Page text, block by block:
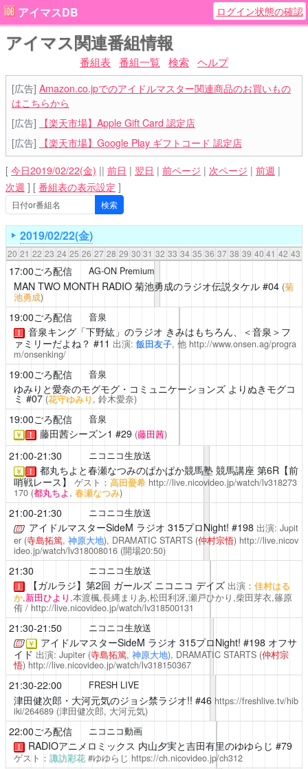
アイマスDB ログイン状態の確認
アイマス関連番組情報
番組表 番組一覧 検索 ヘルプ
[広告] Amazon.co.jpでのアイドルマスター関連商品のお買いもの
はこちらから
[広告]
【楽天市場】Apple Gift Card 認定店
[広告]
【楽天市場】Google Play ギフトコード 認定店
[ 今日2019/02/22(金) || 前日 | 翌日 | 前ページ | 次ページ | 前週 |
次週 ] [ 番組表の表示設定 ]
2019/02/22(金)
20 21 22 23 24 25 26 27 28 29 30 31 32 33 34 35 36 37 38 39 40 41 42 43
17:00ごろ配信 AG-ON Premium
MAN TWO MONTH RADIO 菊池勇成のラジオ伝説タケル#04 (菊
池勇成)
19:00ごろ配信 音泉
！ 音泉キング「下野紘」のラジオ きみはもちろん、＜音泉＞フ
ァミリーだよね？ #11 出演: 飯田友子, 他 http://www.onsen.ag/progra
m/onsenking/
19:00ごろ配信 音泉
ゆみりと愛奈のモグモグ・コミュニケーションズよりぬきモグコ
ミ #07(花守ゆみり , 鈴木愛奈)
19:00ごろ配信 音泉
￥ ！ 藤田茜シーズン1 #29 (藤田茜)
21:00-21:30 ニコニコ生放送
￥ ！ 都丸ちよと春瀬なつみのぱかぱか競馬塾競馬講座 第6R【前
哨戦レース】 ゲスト： 高田憂希 http://live.nicovideo.jp/watch/lv318273
170 (都丸ちよ, 春瀬なつみ)
21:00-21:30 ニコニコ生放送
アイドルマスターSideM ラジオ 315プロNight! #198 出演: Jupit
er (寺島拓篤, 神原大地), DRAMATIC STARTS (仲村宗悟) http://live.nicov
ideo.jp/watch/lv318008016(開場20:50)
21:30 ニコニコ生放送
！ 【ガルラジ】第2回 ガールズ ニコニコ デイズ 出演： 佳村はる
か,新田ひより ,本渡楓,長縄まりあ,松田利冴,瀬戸ひかり,柴田芽衣,篠原
侑 / http://live.nicovideo.jp/watch/lv318500131
21:30-21:50 ニコニコ生放送
￥ アイドルマスターSideM ラジオ 315プロNight! #198 オフサ
イド 出演: Jupiter (寺島拓篤, 神原大地), DRAMATIC STARTS (仲村宗
悟) http://live.nicovideo.jp/watch/lv318150367
21:30-22:00 FRESH LIVE
津田健次郎・大河元気のジョシ禁ラジオ!! #46 https://freshlive.tv/hib
iki/264689 (津田健次郎, 大河元気)
22:00ごろ配信 ニコニコ動画
！ RADIOアニメロミックス 内山夕実と吉田有里のゆゆらじ #79
ゲスト： 諏訪彩花#ゆゆらじ https://ch.nicovideo.jp/ch312